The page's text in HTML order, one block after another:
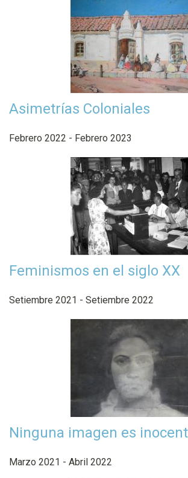
Asimetrías Coloniales
Febrero 2022 - Febrero 2023
Feminismos en el siglo XX
Setiembre 2021 - Setiembre 2022
Ninguna imagen es
Marzo 2021 - Abril 2022